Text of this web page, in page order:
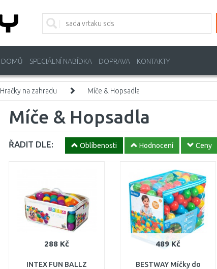
DOMŮ SPECIÁLNÍ NABÍDKA DOPRAVA KONTAKTY
Hračky na zahradu Míče & Hopsadla
Míče & Hopsadla
ŘADIT DLE: Oblíbenosti Hodnocení Ceny
288 Kč
INTEX FUN BALLZ
489 Kč
BESTWAY Míčky do